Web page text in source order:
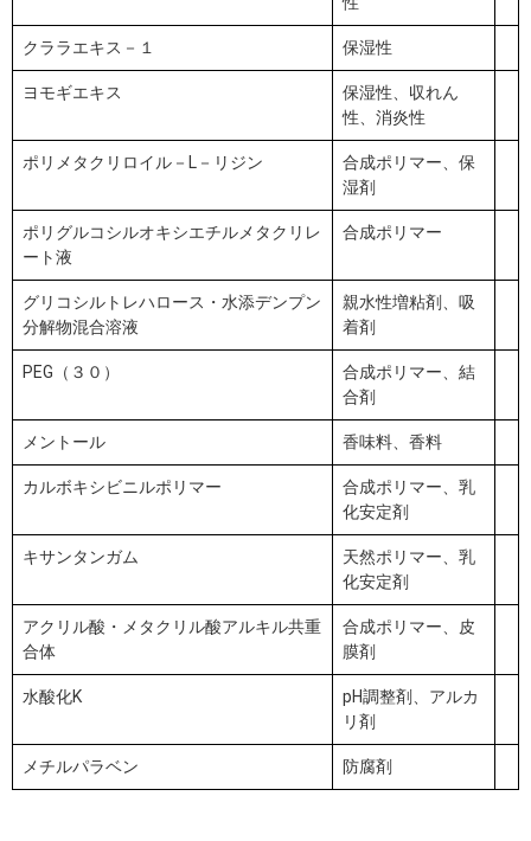
クララエキス－１ 保湿性
ヨモギエキス
保湿性、収れん
性、消炎性
ポリメタクリロイル－L－リジン
合成ポリマー、保
湿剤
ポリグルコシルオキシエチルメタクリレ
ート液
合成ポリマー
グリコシルトレハロース・水添デンプン
分解物混合溶液
親水性増粘剤、吸
着剤
PEG（３０）
合成ポリマー、結
合剤
メントール 香味料、香料
カルボキシビニルポリマー
合成ポリマー、乳
化安定剤
キサンタンガム
天然ポリマー、乳
化安定剤
アクリル酸・メタクリル酸アルキル共重
合体
合成ポリマー、皮
膜剤
水酸化K
pH調整剤、アルカ
リ剤
メチルパラベン 防腐剤